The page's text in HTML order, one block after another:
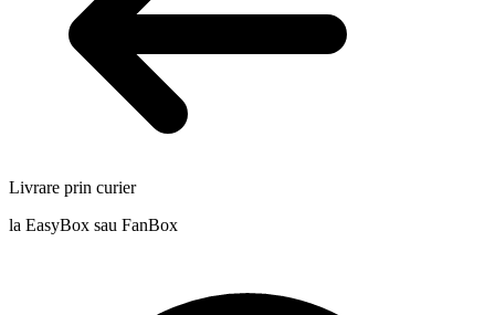
Livrare prin curier
la EasyBox sau FanBox